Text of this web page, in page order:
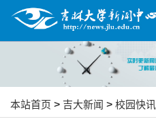
本站首页 > 吉大新闻 > 校园快讯